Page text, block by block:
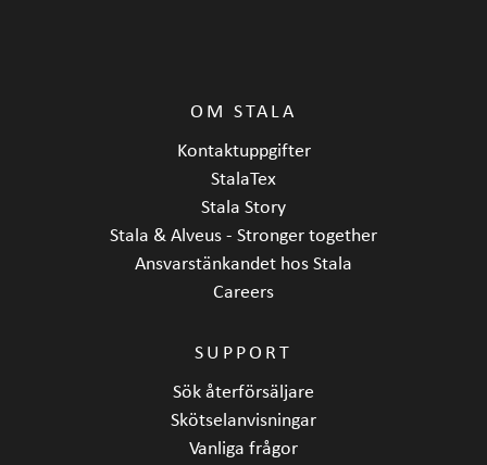
OM STALA
Kontaktuppgifter
StalaTex
Stala Story
Stala & Alveus - Stronger together
Ansvarstänkandet hos Stala
Careers
SUPPORT
Sök återförsäljare
Skötselanvisningar
Vanliga frågor